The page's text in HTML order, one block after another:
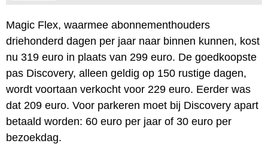
Magic Flex, waarmee abonnementhouders
driehonderd dagen per jaar naar binnen kunnen, kost
nu 319 euro in plaats van 299 euro. De goedkoopste
pas Discovery, alleen geldig op 150 rustige dagen,
wordt voortaan verkocht voor 229 euro. Eerder was
dat 209 euro. Voor parkeren moet bij Discovery apart
betaald worden: 60 euro per jaar of 30 euro per
bezoekdag.